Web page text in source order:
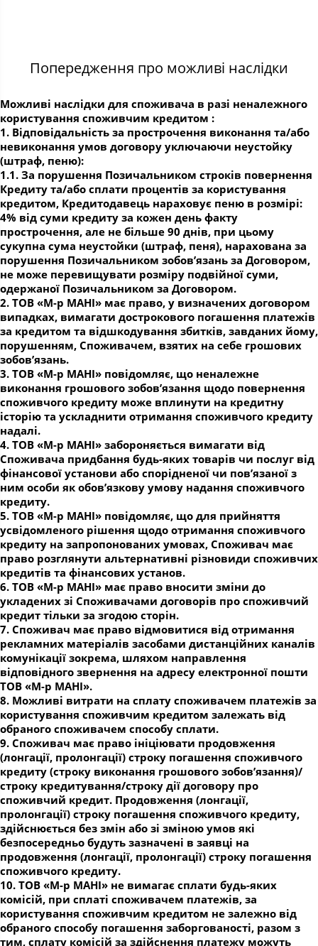
Попередження про можливі наслідки
Можливі наслідки для споживача в разі неналежного
користування споживчим кредитом :
1. Відповідальність за прострочення виконання та/або
невиконання умов договору уключаючи неустойку
(штраф, пеню):
1.1. За порушення Позичальником строків повернення
Кредиту та/або сплати процентів за користування
кредитом, Кредитодавець нараховує пеню в розмірі:
4% від суми кредиту за кожен день факту
прострочення, але не більше 90 днів, при цьому
сукупна сума неустойки (штраф, пеня), нарахована за
порушення Позичальником зобов’язань за Договором,
не може перевищувати розміру подвійної суми,
одержаної Позичальником за Договором.
2. ТОВ «М-р МАНІ» має право, у визначених договором
випадках, вимагати дострокового погашення платежів
за кредитом та відшкодування збитків, завданих йому,
порушенням, Споживачем, взятих на себе грошових
зобов’язань.
3. ТОВ «М-р МАНІ» повідомляє, що неналежне
виконання грошового зобов’язання щодо повернення
споживчого кредиту може вплинути на кредитну
історію та ускладнити отримання споживчого кредиту
надалі.
4. ТОВ «М-р МАНІ» забороняється вимагати від
Споживача придбання будь-яких товарів чи послуг від
фінансової установи або спорідненої чи пов’язаної з
ним особи як обов’язкову умову надання споживчого
кредиту.
5. ТОВ «М-р МАНІ» повідомляє, що для прийняття
усвідомленого рішення щодо отримання споживчого
кредиту на запропонованих умовах, Споживач має
право розглянути альтернативні різновиди споживчих
кредитів та фінансових установ.
6. ТОВ «М-р МАНІ» має право вносити зміни до
укладених зі Споживачами договорів про споживчий
кредит тільки за згодою сторін.
7. Споживач має право відмовитися від отримання
рекламних матеріалів засобами дистанційних каналів
комунікації зокрема, шляхом направлення
відповідного звернення на адресу електронної пошти
ТОВ «М-р МАНІ».
8. Можливі витрати на сплату споживачем платежів за
користування споживчим кредитом залежать від
обраного споживачем способу сплати.
9. Споживач має право ініціювати продовження
(лонгації, пролонгації) строку погашення споживчого
кредиту (строку виконання грошового зобов’язання)/
строку кредитування/строку дії договору про
споживчий кредит. Продовження (лонгації,
пролонгації) строку погашення споживчого кредиту,
здійснюється без змін або зі зміною умов які
безпосередньо будуть зазначені в заявці на
продовження (лонгації, пролонгації) строку погашення
споживчого кредиту.
10. ТОВ «М-р МАНІ» не вимагає сплати будь-яких
комісій, при сплаті споживачем платежів, за
користування споживчим кредитом не залежно від
обраного способу погашення заборгованості, разом з
тим, сплату комісій за здійснення платежу можуть